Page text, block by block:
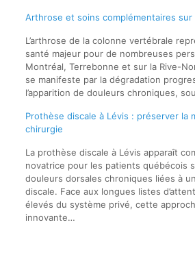
Arthrose et soins complémentaires sur
L’arthrose de la colonne vertébrale
santé majeur pour de nombreuses
Montréal, Terrebonne et sur la Rive-
se manifeste par la dégradation
l’apparition de douleurs chroniques,
Prothèse discale à Lévis : préserver la
chirurgie
La prothèse discale à Lévis apparaît
novatrice pour les patients québécois
douleurs dorsales chroniques liées à
discale. Face aux longues listes
élevés du système privé, cette
innovante…